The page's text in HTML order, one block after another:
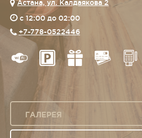
Астана, ул. Калдаякова 2
c 12:00 до 02:00
+7-778-0522446
ГАЛЕРЕЯ